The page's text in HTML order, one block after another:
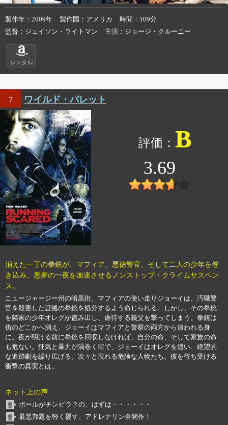
製作年 2009年 製作国 アメリカ 時間
109分
監督
ジェイソン・ライトマン 主演 ジョージ・クルーニー
レンタル
7 ワイルド・バレット
B
3.69
消えた一丁の拳銃が、マフィア、悪徳警官、そして二人の少年を巻
き込み、悪夢の一夜を加速させるノンストップ・クライムサスペン
ス。
ニュージャージー州の暗黒街。マフィアの使い走りジョーイは、汚職警
官を殺害した証拠の拳銃を処分するよう命じられる。しかし、その拳銃
を隣家の少年オレグが盗み出し、虐待する義父を撃ってしまう。拳銃は
街のどこかへ消え、ジョーイはマフィアと警察の両方から追われる身
に。夜が明ける前に拳銃を回収しなければ、自分の命、そして家族の命
も危ない。狂気と暴力が渦巻く街で、ジョーイはオレグを追い、絶望的
な追跡劇を繰り広げる。次々と現れる危険な人物たち。彼を待ち受ける
衝撃の真実とは。
ネット上の声
ポールがチンピラ？の、はずは・・・・・・
最悪邦題を軽く覆す、アドレナリン全開作！